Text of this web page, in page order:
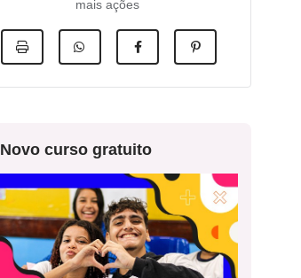
mais ações
Novo curso gratuito